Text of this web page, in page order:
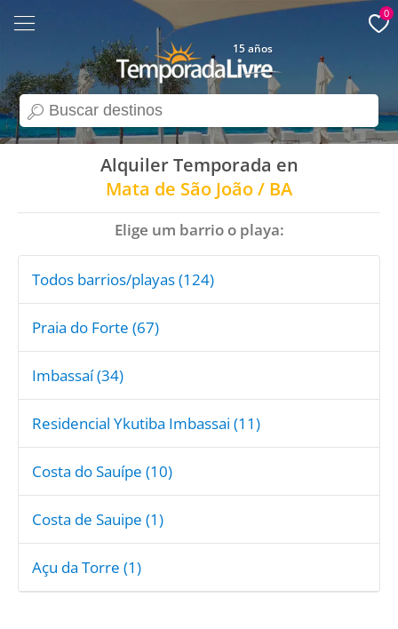
search
15 años
0
Alquiler Temporada en
Mata de São João / BA
Elige um barrio o playa:
Todos barrios/playas (124)
Praia do Forte (67)
Imbassaí (34)
Residencial Ykutiba Imbassai (11)
Costa do Sauípe (10)
Costa de Sauipe (1)
Açu da Torre (1)